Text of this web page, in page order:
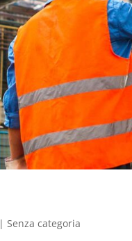
|Senza categoria